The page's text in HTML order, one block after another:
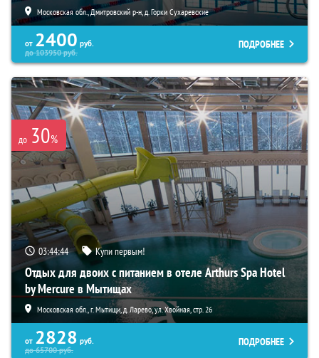
Московская обл., Дмитровский р-н, д. Горки Сухаревские
от 2400 руб.
до103950руб.
ПОДРОБНЕЕ
до 30%
03:44:43 Купи первым!
Отдых для двоих с питанием в отеле Arthurs Spa Hotel
by Mercure в Мытищах
Московская обл., г. Мытищи, д. Ларево, ул. Хвойная, стр. 26
от 2828 руб.
до65700руб.
ПОДРОБНЕЕ